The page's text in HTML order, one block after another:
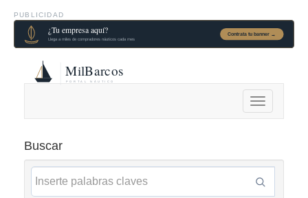
PUBLICIDAD
Alternar
navegación
Buscar